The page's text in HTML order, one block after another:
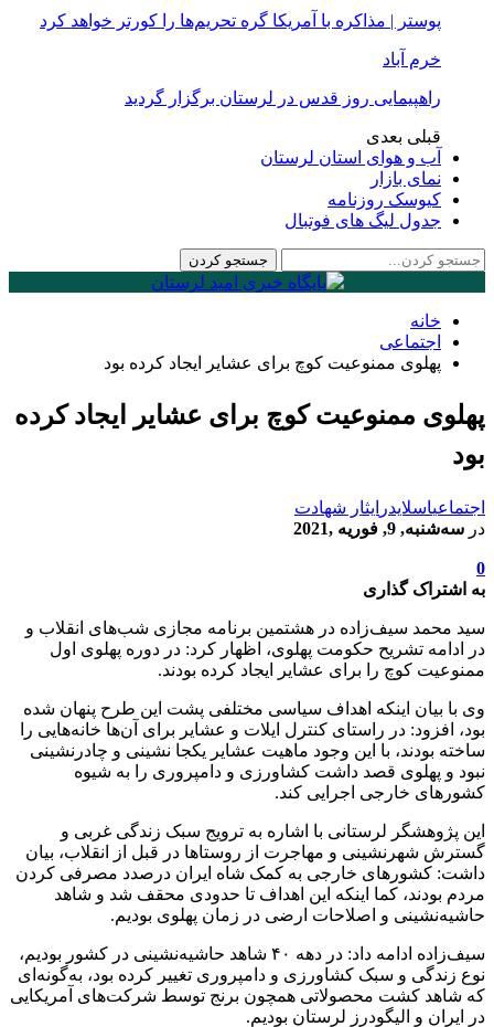
پوستر | مذاکره با آمریکا گره تحریم‌ها را کورتر خواهد کرد
خرم آباد
راهپیمایی روز قدس در لرستان برگزار گردید
قبلی بعدی
آب و هوای استان لرستان
نمای بازار
کیوسک روزنامه
جدول لیگ های فوتبال
خانه
اجتماعی
پهلوی ممنوعیت کوچ برای عشایر ایجاد کرده بود
پهلوی ممنوعیت کوچ برای عشایر ایجاد کرده
بود
اجتماعیاسلایدر ایثار شهادت
در سه‌شنبه, 9, فوریه ,2021
0
به اشتراک گذاری
سید محمد سیف‌زاده در هشتمین برنامه مجازی شب‌های انقلاب و
در ادامه تشریح حکومت پهلوی، اظهار کرد: در دوره پهلوی اول
ممنوعیت کوچ را برای عشایر ایجاد کرده بودند.
وی با بیان اینکه اهداف سیاسی مختلفی پشت این طرح پنهان شده
بود، افزود: در راستای کنترل ایلات و عشایر برای آن‌ها خانه‌هایی را
ساخته بودند، با این وجود ماهیت عشایر یکجا نشینی و چادرنشینی
نبود و پهلوی قصد داشت کشاورزی و دامپروری را به شیوه
کشورهای خارجی اجرایی کند.
این پژوهشگر لرستانی با اشاره به ترویج سبک زندگی غربی و
گسترش شهرنشینی و مهاجرت از روستاها در قبل از انقلاب، بیان
داشت: کشورهای خارجی به کمک شاه ایران درصدد مصرفی کردن
مردم بودند، کما اینکه این اهداف تا حدودی محقف شد و شاهد
حاشیه‌نشینی و اصلاحات ارضی در زمان پهلوی بودیم.
سیف‌زاده ادامه داد: در دهه ۴۰ شاهد حاشیه‌نشینی در کشور بودیم،
نوع زندگی و سبک کشاورزی و دامپروری تغییر کرده بود، به‌گونه‌ای
که شاهد کشت محصولاتی همچون برنج توسط شرکت‌های آمریکایی
در ایران و الیگودرز لرستان بودیم.